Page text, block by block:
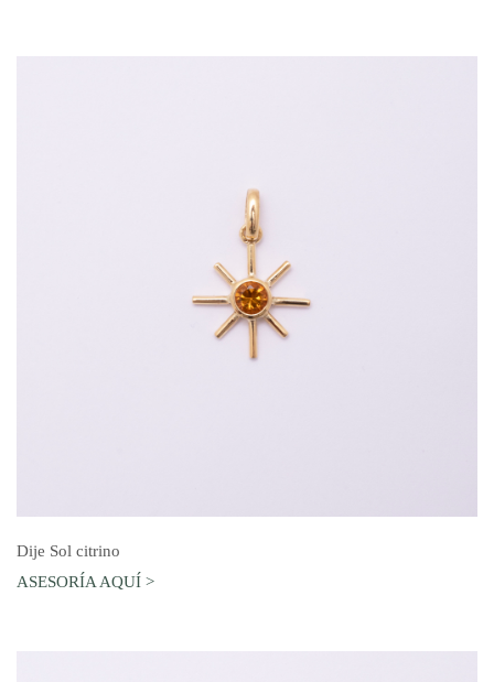
Dije Sol citrino
ASESORÍA AQUÍ >